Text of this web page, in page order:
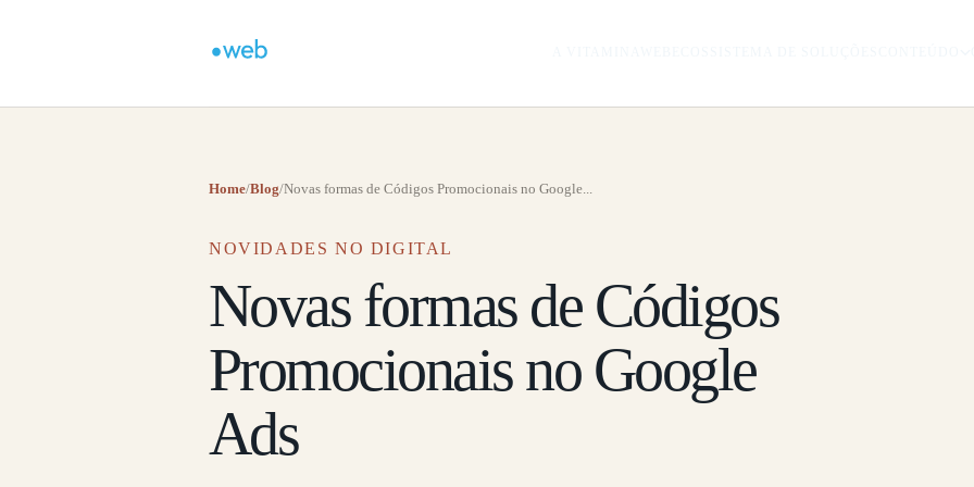
Home/Blog/Novas formas de Códigos Promocionais no Google...
NOVIDADES NO DIGITAL
Novas formas de Códigos
Promocionais no Google
Ads